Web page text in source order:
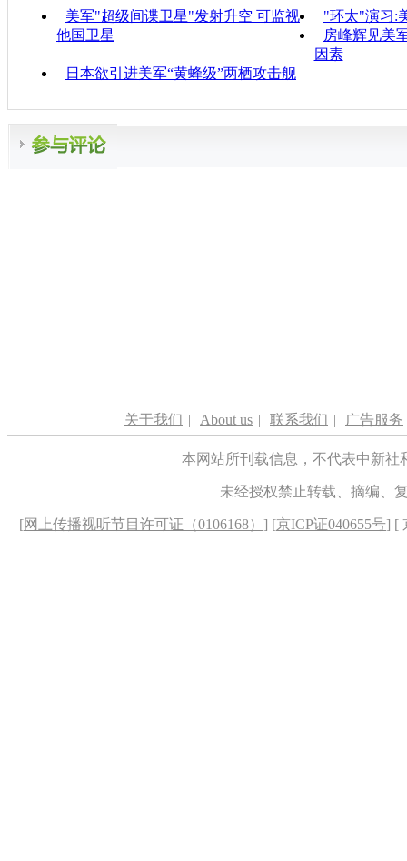
美军"超级间谍卫星"发射升空 可监视
他国卫星
"环太"演习:
房峰辉见美
因素
日本欲引进美军“黄蜂级”两栖攻击舰
关于我们 | About us | 联系我们 | 广告服务
本网站所刊载信息，不代表中新
未经授权禁止转载、摘编、
[网上传播视听节目许可证（0106168） ] [京ICP证040655号] [